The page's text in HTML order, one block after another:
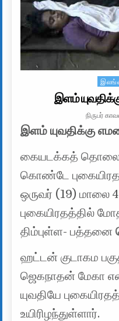
இளம்
AUTHOR:
நிருபர்
இளம் யுவதிக்கு
கையடக்கத்
கொண்டே
ஒருவர் (19) மாலை
புகையிரதத்தில்
திம்புள்ள- பத்தனை
ஹட்டன் குடாகம
ஜெகநாதன் மேகா
யுவதியே
உயிரிழந்துள்ளார்.